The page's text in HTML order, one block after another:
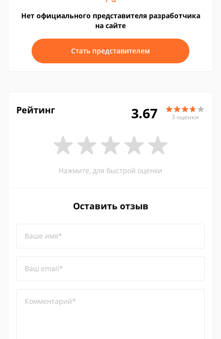
Нет официального представителя разработчика
на сайте
Стать представителем
Рейтинг 3.67 3 оценки
Нажмите, для быстрой оценки
Оставить отзыв
Ваше имя*
Ваш email*
Комментарий*